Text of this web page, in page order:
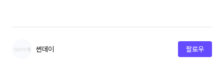
썬데이 팔로우